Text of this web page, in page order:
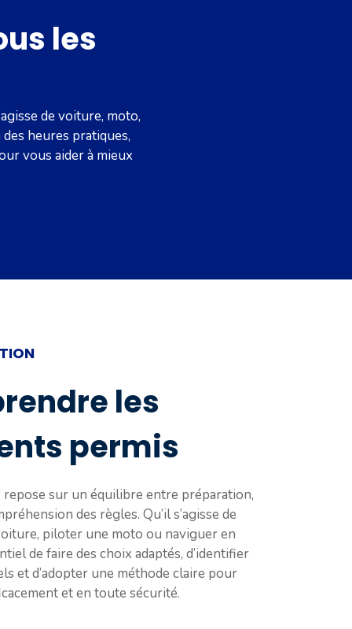
les
de voiture, moto,
heures pratiques,
vous aider à mieux
les
permis
repose sur un équilibre entre préparation,
des règles. Qu’il s’agisse de
piloter une moto ou naviguer en
de faire des choix adaptés, d’identifier
et d’adopter une méthode claire pour
et en toute sécurité.